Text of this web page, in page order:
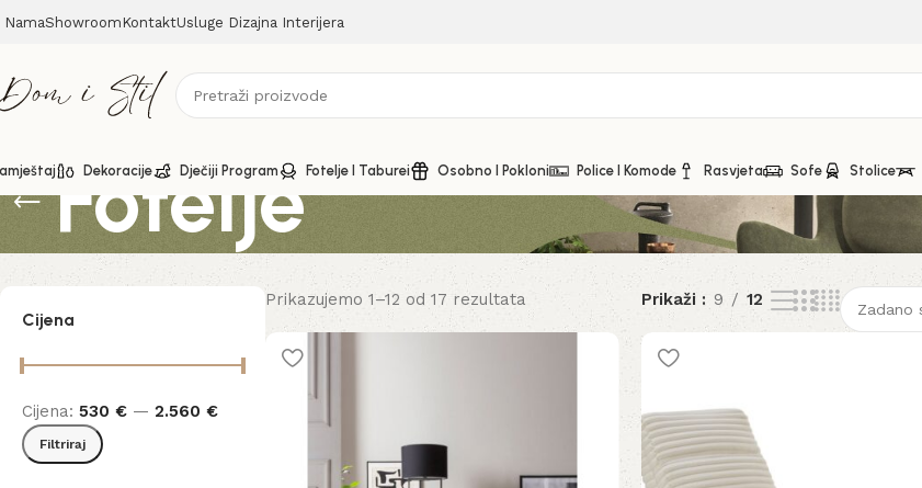
NamaShowroom KontaktUsluge Dizajna Interijera
Dekoracije Dječiji Program Fotelje I Taburei Osobno I Pokloni Police I Komode Rasvjeta Sofe Stolice
Fotelje
Cijena
Filtriraj
Cijena: 530 € — 2.560 €
Prikazujemo 1–12 od 17 rezultata Prikaži 9 12